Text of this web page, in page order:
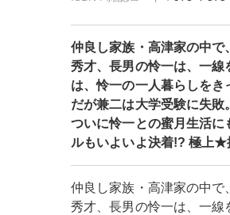
仲良し家族・高津家の中
秀才、長男の怜一は、一線
は、怜一の一人暮らしをき
だが兼二は大学受験に失
ついに怜一との蜜月生活
ルもいよいよ決着!? 極上★
仲良し家族・高津家の中で
秀才、長男の怜一は、一線